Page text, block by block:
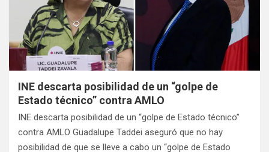
INE descarta posibilidad de un “golpe de
Estado técnico” contra AMLO
INE descarta posibilidad de un “golpe de Estado técnico”
contra AMLO Guadalupe Taddei aseguró que no hay
posibilidad de que se lleve a cabo un “golpe de Estado